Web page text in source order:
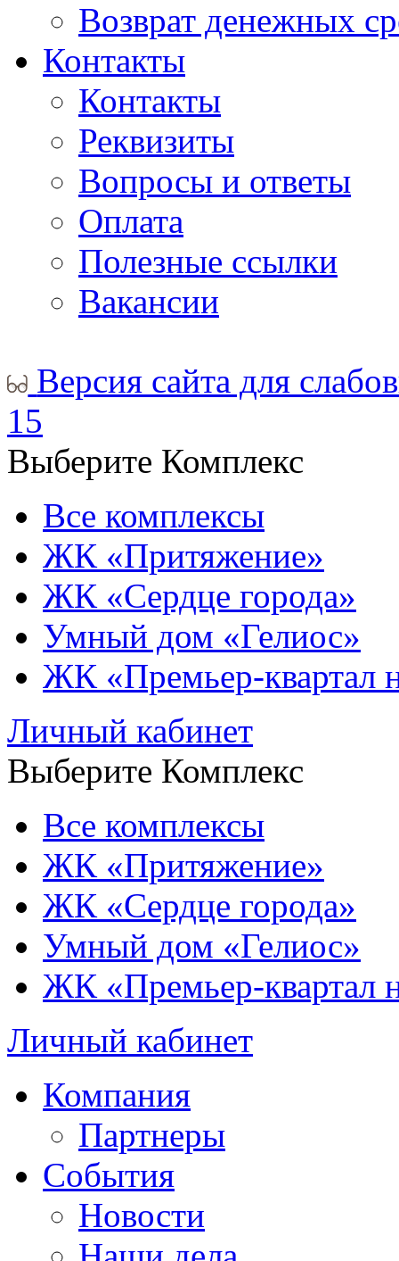
Возврат денежных
Контакты
Контакты
Реквизиты
Вопросы и ответы
Оплата
Полезные ссылки
Вакансии
Версия сайта для
15
Выберите Комплекс
Все комплексы
ЖК «Притяжение»
ЖК «Сердце города»
Умный дом «Гелиос»
ЖК «Премьер-квартал
Личный кабинет
Выберите Комплекс
Все комплексы
ЖК «Притяжение»
ЖК «Сердце города»
Умный дом «Гелиос»
ЖК «Премьер-квартал
Личный кабинет
Компания
Партнеры
События
Новости